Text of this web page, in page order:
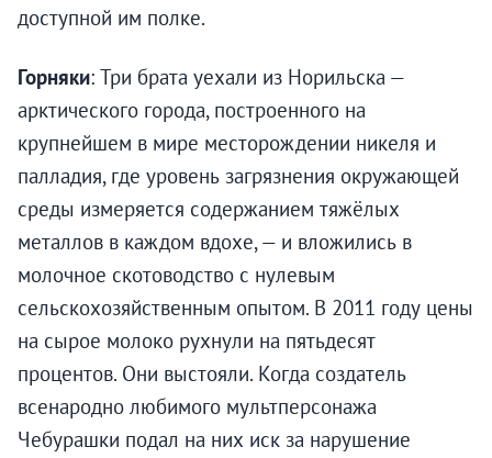
доступной им полке.
Горняки: Три брата уехали из Норильска —
арктического города, построенного на
крупнейшем в мире месторождении никеля и
палладия, где уровень загрязнения окружающей
среды измеряется содержанием тяжёлых
металлов в каждом вдохе, — и вложились в
молочное скотоводство с нулевым
сельскохозяйственным опытом. В 2011 году цены
на сырое молоко рухнули на пятьдесят
процентов. Они выстояли. Когда создатель
всенародно любимого мультперсонажа
Чебурашки подал на них иск за нарушение